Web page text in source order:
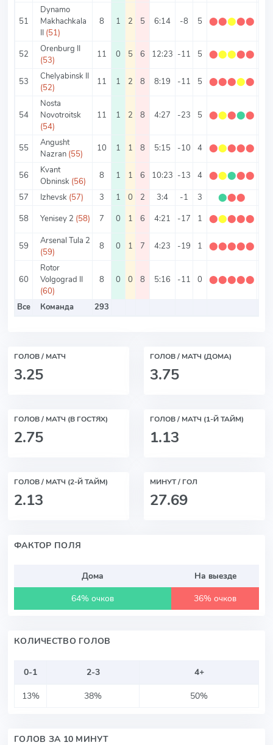
51
Dynamo
Makhachkala
II (51)
8 1 2 5 6:14 -8 5 ⬤⬤⬤⬤⬤
52
Orenburg II
(53)
11 0 5 6 12:23 -11 5 ⬤⬤⬤⬤⬤
53
Chelyabinsk II
(52)
11 1 2 8 8:19 -11 5 ⬤⬤⬤⬤⬤
54
Nosta
Novotroitsk
(54)
11 1 2 8 4:27 -23 5 ⬤⬤⬤⬤⬤
55
Angusht
Nazran (55)
10 1 1 8 5:15 -10 4 ⬤⬤⬤⬤⬤
56
Kvant
Obninsk (56)
8 1 1 6 10:23 -13 4 ⬤⬤⬤⬤⬤
57
Izhevsk (57) 3 1 0 2 3:4 -1 3 ⬤⬤⬤
58
Yenisey 2 (58) 7 0 1 6 4:21 -17 1 ⬤⬤⬤⬤⬤
59
Arsenal Tula 2
(59)
8 0 1 7 4:23 -19 1 ⬤⬤⬤⬤⬤
60
Rotor
Volgograd II
(60)
8 0 0 8 5:16 -11 0 ⬤⬤⬤⬤⬤
Все Команда 293
ГОЛОВ / МАТЧ
3.25
ГОЛОВ / МАТЧ (ДОМА)
3.75
ГОЛОВ / МАТЧ (В ГОСТЯХ)
2.75
ГОЛОВ / МАТЧ (1-Й ТАЙМ)
1.13
ГОЛОВ / МАТЧ (2-Й ТАЙМ)
2.13
МИНУТ / ГОЛ
27.69
ФАКТОР ПОЛЯ
Дома
На выезде
64% очков
36% очков
КОЛИЧЕСТВО ГОЛОВ
0-1 2-3
4+
13%
38% 50%
ГОЛОВ ЗА 10 МИНУТ